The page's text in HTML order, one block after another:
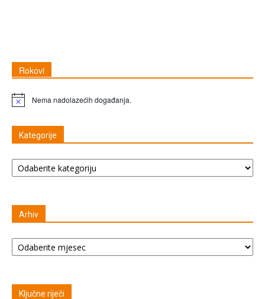
Rokovi
NapomenaNema nadolazećih događanja.
Kategorije
Kategorije
Arhiv
Arhiv
Ključne riječi